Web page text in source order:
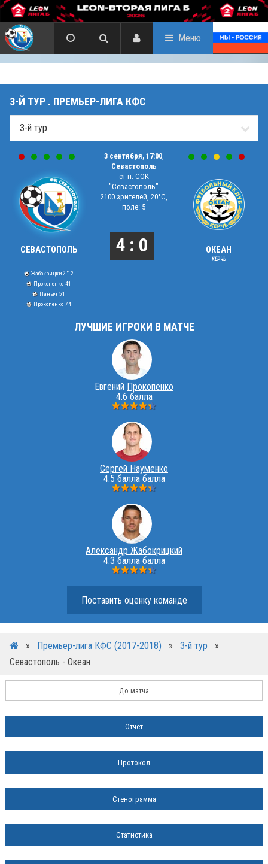
Меню
3-Й ТУР . ПРЕМЬЕР-ЛИГА КФС
СЕВАСТОПОЛЬ
Жабокрицкий '12
Прокопенко '41
Паныч '51
Прокопенко '74
3 сентября, 17:00,
Севастополь
ст-н: СОК
"Севастополь"
2100 зрителей, 20°C,
поле: 5
4 : 0 ОКЕАН
КЕРЧЬ
ЛУЧШИЕ ИГРОКИ В МАТЧЕ
Евгений Прокопенко
4.6 балла
Сергей Науменко
4.5 балла балла
Александр Жабокрицкий
4.3 балла балла
Поставить оценку команде
» Премьер-лига КФС (2017-2018) » 3-й тур
»
Севастополь - Океан
До матча
Отчёт
Протокол
Стенограмма
Статистика